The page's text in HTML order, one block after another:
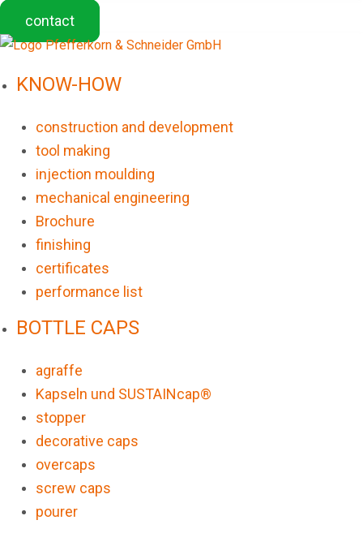
contact
KNOW-HOW
construction and development
tool making
injection moulding
mechanical engineering
Brochure
finishing
certificates
performance list
BOTTLE CAPS
agraffe
Kapseln und SUSTAINcap®
stopper
decorative caps
overcaps
screw caps
pourer